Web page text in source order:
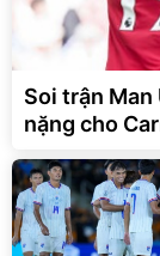
Soi trận Man
nặng cho